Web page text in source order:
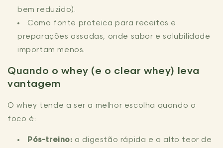
bem reduzido).
Como fonte proteica para receitas e
preparações assadas, onde sabor e solubilidade
importam menos.
Quando o whey (e o clear whey) leva
vantagem
O whey tende a ser a melhor escolha quando o
foco é:
Pós-treino: a digestão rápida e o alto teor de